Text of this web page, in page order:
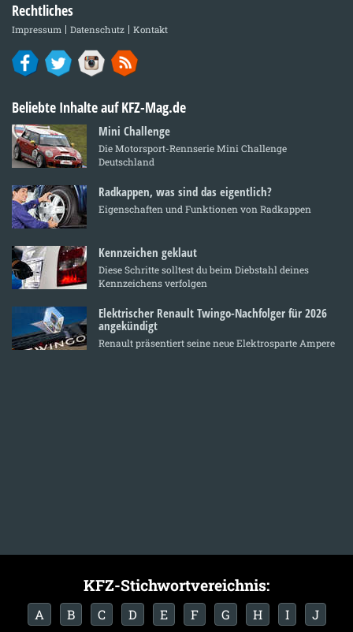
Rechtliches
Impressum Datenschutz Kontakt
Beliebte Inhalte auf KFZ-Mag.de
Mini Challenge
Die Motorsport-Rennserie Mini Challenge
Deutschland
Radkappen, was sind das eigentlich?
Eigenschaften und Funktionen von Radkappen
Kennzeichen geklaut
Diese Schritte solltest du beim Diebstahl deines
Kennzeichens verfolgen
Elektrischer Renault Twingo-Nachfolger für 2026
angekündigt
Renault präsentiert seine neue Elektrosparte Ampere
KFZ-Stichwortvereichnis:
A B C D E F G H I J